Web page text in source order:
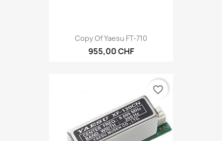
Copy Of Yaesu FT-710
955,00 CHF
favorite_border